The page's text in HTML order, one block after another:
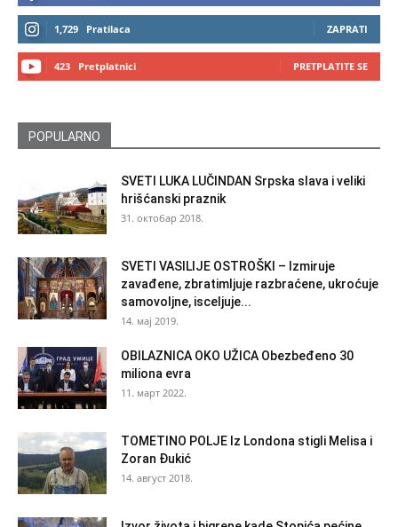
1,729 Pratilaca ZAPRATI
423 Pretplatnici PRETPLATITE SE
POPULARNO
SVETI LUKA LUČINDAN Srpska slava i veliki
hrišćanski praznik
31. октобар 2018.
SVETI VASILIJE OSTROŠKI – Izmiruje
zavađene, zbratimljuje razbraćene, ukroćuje
samovoljne, isceljuje...
14. мај 2019.
OBILAZNICA OKO UŽICA Obezbeđeno 30
miliona evra
11. март 2022.
TOMETINO POLJE Iz Londona stigli Melisa i
Zoran Đukić
14. август 2018.